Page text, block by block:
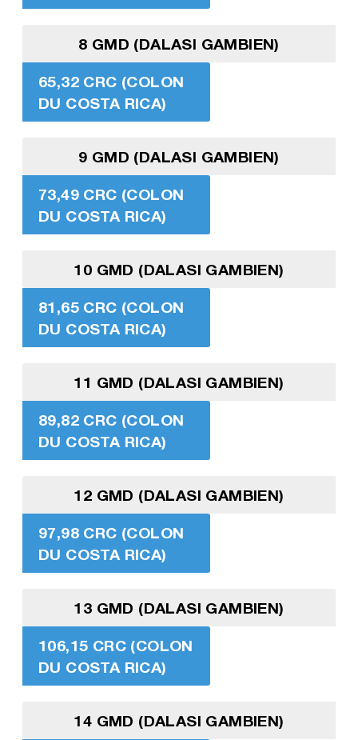
8 GMD (DALASI GAMBIEN)
65,32 CRC (COLON
DU COSTA RICA)
9 GMD (DALASI GAMBIEN)
73,49 CRC (COLON
DU COSTA RICA)
10 GMD (DALASI GAMBIEN)
81,65 CRC (COLON
DU COSTA RICA)
11 GMD (DALASI GAMBIEN)
89,82 CRC (COLON
DU COSTA RICA)
12 GMD (DALASI GAMBIEN)
97,98 CRC (COLON
DU COSTA RICA)
13 GMD (DALASI GAMBIEN)
106,15 CRC (COLON
DU COSTA RICA)
14 GMD (DALASI GAMBIEN)